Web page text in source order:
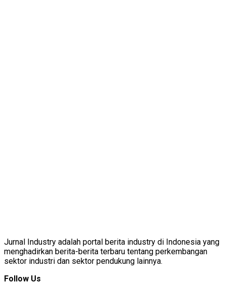
Jurnal Industry adalah portal berita industry di Indonesia yang
menghadirkan berita-berita terbaru tentang perkembangan
sektor industri dan sektor pendukung lainnya.
Follow Us